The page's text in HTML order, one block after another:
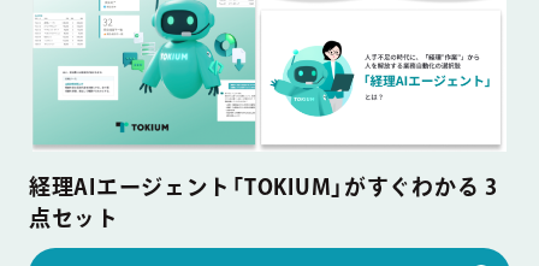
経理AIエージェント「TOKIUM」がすぐわかる 3
点セット